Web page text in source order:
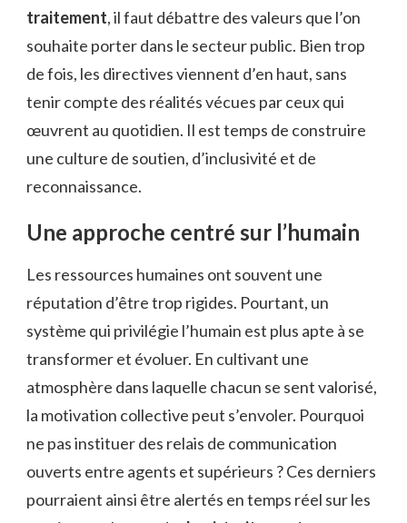
traitement, il faut débattre des valeurs que l’on
souhaite porter dans le secteur public. Bien trop
de fois, les directives viennent d’en haut, sans
tenir compte des réalités vécues par ceux qui
œuvrent au quotidien. Il est temps de construire
une culture de soutien, d’inclusivité et de
reconnaissance.
Une approche centré sur l’humain
Les ressources humaines ont souvent une
réputation d’être trop rigides. Pourtant, un
système qui privilégie l’humain est plus apte à se
transformer et évoluer. En cultivant une
atmosphère dans laquelle chacun se sent valorisé,
la motivation collective peut s’envoler. Pourquoi
ne pas instituer des relais de communication
ouverts entre agents et supérieurs ? Ces derniers
pourraient ainsi être alertés en temps réel sur les